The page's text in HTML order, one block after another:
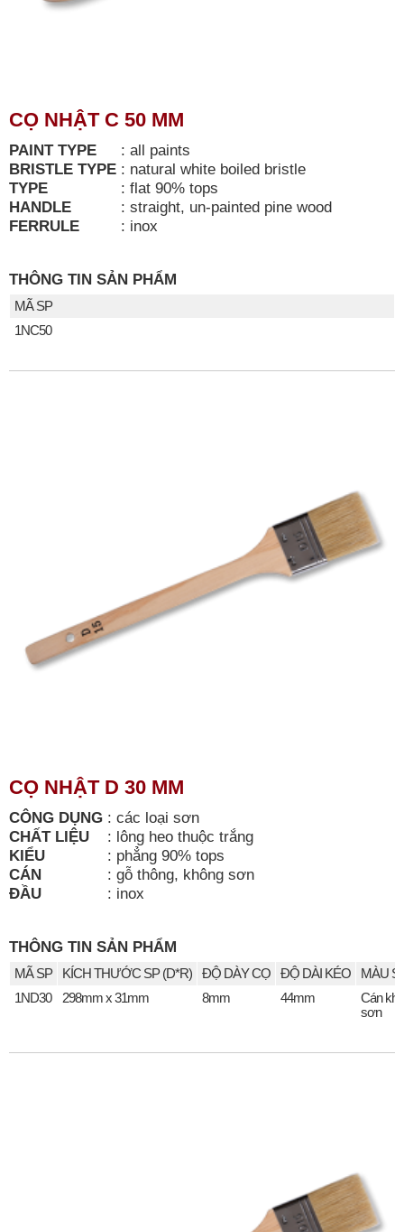
CỌ NHẬT C 50 MM
PAINT TYPE : all paints
BRISTLE TYPE : natural white boiled bristle
TYPE
: flat 90% tops
HANDLE
: straight, un-painted pine wood
FERRULE
: inox
THÔNG TIN SẢN PHẨM
MÃ SP
1NC50
CỌ NHẬT D 30 MM
CÔNG DỤNG : các loại sơn
CHẤT LIỆU
: lông heo thuộc trắng
KIỂU
: phẳng 90% tops
CÁN
: gỗ thông, không sơn
ĐẦU
: inox
THÔNG TIN SẢN PHẨM
MÃ SP KÍCH THƯỚC SP (D*R) ĐỘ DÀY CỌ ĐỘ DÀI KÉO
MÀU
1ND30
298mm x 31mm 8mm 44mm
Cán
sơn